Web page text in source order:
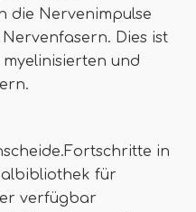
die Nervenimpulse
Dies ist
und
in
für
verfügbar